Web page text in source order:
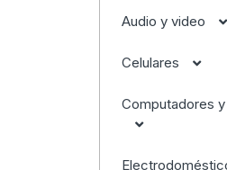
Audio y video
Audífonos
Celulares
Computadores